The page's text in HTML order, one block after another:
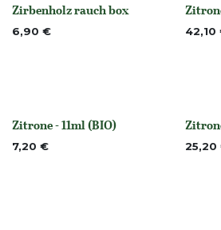
None
Zirbenholz rauch box
6,90 € None
42,10
None
Zitrone - 11ml (BIO)
7,20 € None
25,20